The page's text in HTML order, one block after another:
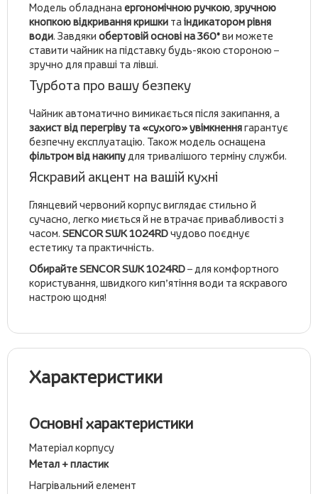
Модель обладнанаергономічною ручкою,зручною
кнопкою відкривання кришки таіндикатором рівня
води. Завдяки обертовій основі на 360°ви можете
ставити чайник на підставку будь-якою стороною –
зручно для правші та лівші.
Турбота про вашу безпеку
Чайник автоматично вимикається після закипання, а
захист від перегріву та «сухого» увімкненнягарантує
безпечну експлуатацію. Також модель оснащена
фільтром від накипудля тривалішого терміну служби.
Яскравий акцент на вашій кухні
Глянцевий червоний корпус виглядає стильно й
сучасно, легко миється й не втрачає привабливості з
часом. SENCOR SWK 1024RDчудово поєднує
естетику та практичність.
Обирайте SENCOR SWK 1024RD– для комфортного
користування, швидкого кип’ятіння води та яскравого
настрою щодня!
Характеристики
Основні характеристики
Матеріал корпусу
Метал + пластик
Нагрівальний елемент